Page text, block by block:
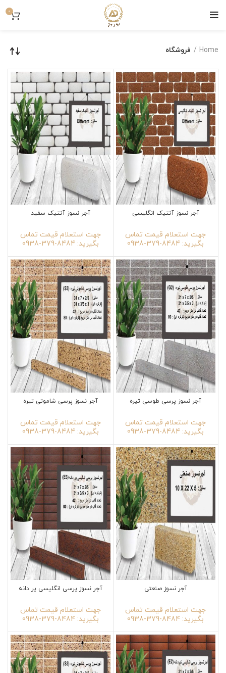
0
Home فروشگاه
آجر نسوز آنتیک انگلیسی
جهت استعلام قیمت تماس
بگیرید: 8484-379-0938
آجر نسوز آنتیک سفید
جهت استعلام قیمت تماس
بگیرید: 8484-379-0938
آجر نسوز پرسی طوسی تیره
جهت استعلام قیمت تماس
بگیرید: 8484-379-0938
آجر نسوز پرسی شاموتی تیره
جهت استعلام قیمت تماس
بگیرید: 8484-379-0938
آجر نسوز صنعتی
جهت استعلام قیمت تماس
بگیرید: 8484-379-0938
آجر نسوز پرسی انگلیسی پر دانه
جهت استعلام قیمت تماس
بگیرید: 8484-379-0938